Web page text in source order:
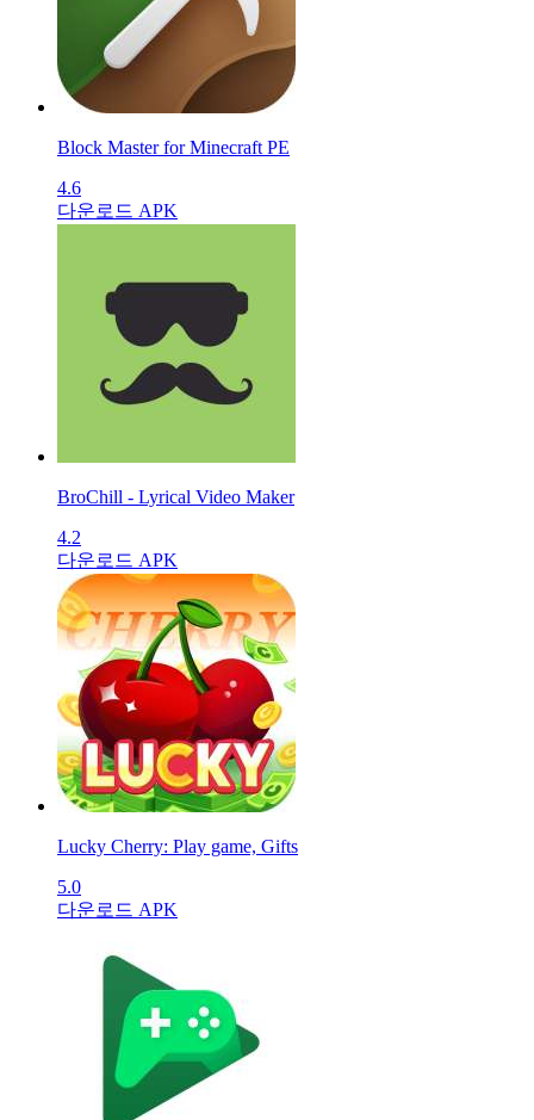
Block Master for Minecraft PE
4.6
다운로드 APK
BroChill - Lyrical Video Maker
4.2
다운로드 APK
Lucky Cherry: Play game, Gifts
5.0
다운로드 APK